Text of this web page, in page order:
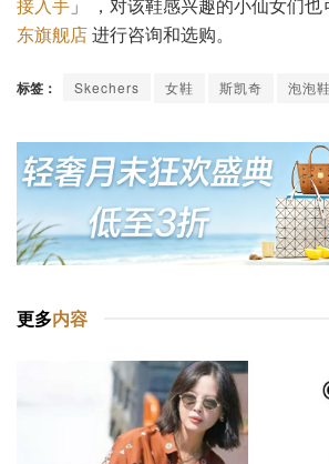
接入手 」 ，对该鞋感兴趣的小仙女们也
东旗舰店进行咨询和选购。
标签： Skechers 女鞋 斯凯奇 泡泡鞋
更多内容